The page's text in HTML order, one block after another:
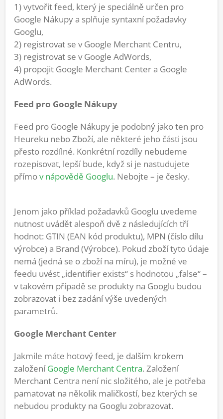
1) vytvořit feed, který je speciálně určen pro
Google Nákupy a splňuje syntaxní požadavky
Googlu,
2) registrovat se v Google Merchant Centru,
3) registrovat se v Google AdWords,
4) propojit Google Merchant Center a Google
AdWords.
Feed pro Google Nákupy
Feed pro Google Nákupy je podobný jako ten pro
Heureku nebo Zboží, ale některé jeho části jsou
přesto rozdílné. Konkrétní rozdíly nebudeme
rozepisovat, lepší bude, když si je nastudujete
přímov nápovědě Googlu. Nebojte – je česky.
Jenom jako příklad požadavků Googlu uvedeme
nutnost uvádět alespoň dvě z následujících tří
hodnot: GTIN (EAN kód produktu), MPN (číslo dílu
výrobce) a Brand (Výrobce). Pokud zboží tyto údaje
nemá (jedná se o zboží na míru), je možné ve
feedu uvést „identifier exists“ s hodnotou „false“ –
v takovém případě se produkty na Googlu budou
zobrazovat i bez zadání výše uvedených
parametrů.
Google Merchant Center
Jakmile máte hotový feed, je dalším krokem
založeníGoogle Merchant Centra. Založení
Merchant Centra není nic složitého, ale je potřeba
pamatovat na několik maličkostí, bez kterých se
nebudou produkty na Googlu zobrazovat.